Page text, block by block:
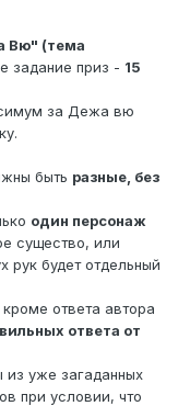
Вю" (тема
задание приз - 15
за Дежа вю
быть разные, без
один персонаж
существо, или
рук будет отдельный
ответа автора
ответа от
из уже загаданных
при условии, что